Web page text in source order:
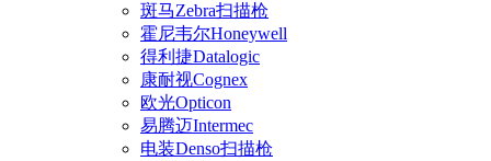
斑马Zebra扫描枪
霍尼韦尔Honeywell
得利捷Datalogic
康耐视Cognex
欧光Opticon
易腾迈Intermec
电装Denso扫描枪